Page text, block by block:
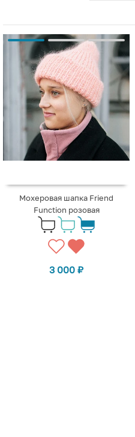
Мохеровая шапка Friend
Function розовая
3 000 ₽